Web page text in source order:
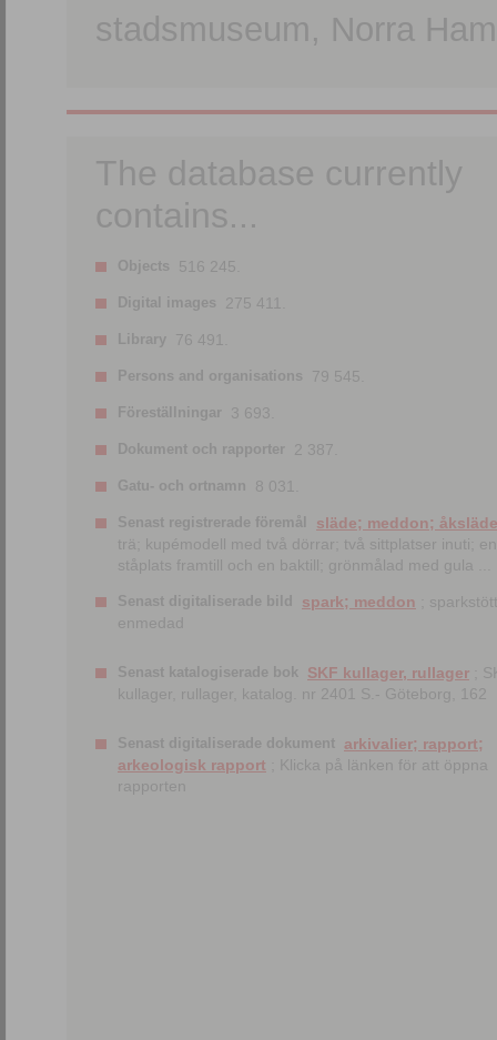
stadsmuseum, Norra
The database currently
contains...
Objects 516 245.
Digital images 275 411.
Library 76 491.
Persons and organisations 79 545.
Föreställningar 3 693.
Dokument och rapporter 2 387.
Gatu- och ortnamn 8 031.
Senast registrerade föremål
släde; meddon; åksläde
trä; kupémodell med två dörrar; två sittplatser inuti; en
ståplats framtill och en baktill; grönmålad med gula ...
Senast digitaliserade bild spark; meddon ;
enmedad
Senast katalogiserade bok SKF kullager, rullager ;
kullager, rullager, katalog. nr 2401 S.- Göteborg, 162
Senast digitaliserade dokument arkivalier; rapport;
arkeologisk rapport ; Klicka på länken för att öppna
rapporten